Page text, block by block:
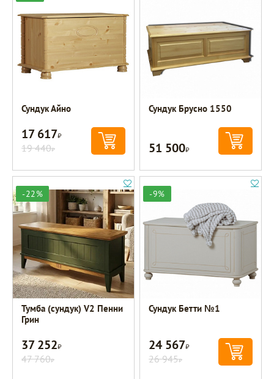
Сундук Айно
17 617Р
19 440Р
Сундук Брусно 1550
51 500Р
-22%
Тумба (сундук) V2 Пенни
Грин
37 252Р
47 760Р
-9%
Сундук Бетти №1
24 567Р
26 945Р